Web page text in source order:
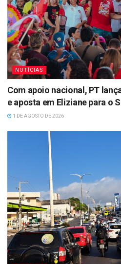
NOTÍCIAS
Com apoio nacional, PT
e aposta em Eliziane para o
1 DE AGOSTO DE 2026